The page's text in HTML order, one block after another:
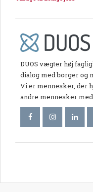
DUOS vægter høj
dialog med borger og
Vi er mennesker, der
andre mennesker